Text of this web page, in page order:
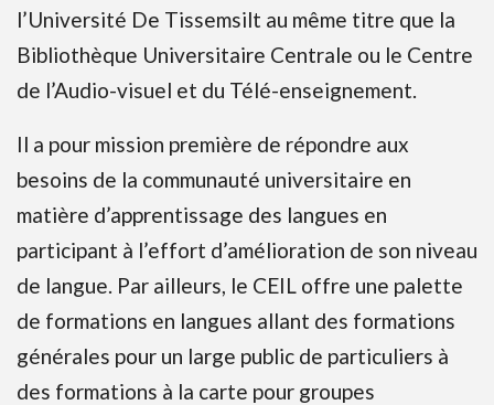
l’Université De Tissemsilt au même titre que la
Bibliothèque Universitaire Centrale ou le Centre
de l’Audio-visuel et du Télé-enseignement.
Il a pour mission première de répondre aux
besoins de la communauté universitaire en
matière d’apprentissage des langues en
participant à l’effort d’amélioration de son niveau
de langue. Par ailleurs, le CEIL offre une palette
de formations en langues allant des formations
générales pour un large public de particuliers à
des formations à la carte pour groupes